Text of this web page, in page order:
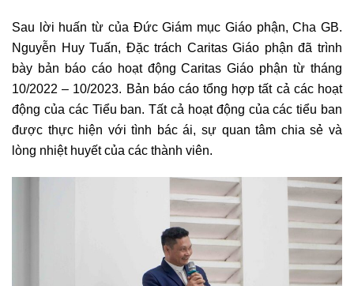
Sau lời huấn từ của Đức Giám mục Giáo phận, Cha GB.
Nguyễn Huy Tuấn, Đặc trách Caritas Giáo phận đã trình
bày bản báo cáo hoạt động Caritas Giáo phận từ tháng
10/2022 – 10/2023. Bản báo cáo tổng hợp tất cả các hoạt
động của các Tiểu ban. Tất cả hoạt động của các tiểu ban
được thực hiện với tình bác ái, sự quan tâm chia sẻ và
lòng nhiệt huyết của các thành viên.